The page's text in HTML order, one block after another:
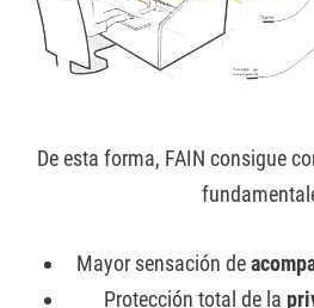
De esta forma, FAIN consigue
Mayor sensación de
Protección total de la